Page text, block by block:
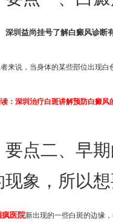
深圳益尚挂号了解白癜风诊断
来说，当身体的某些部位出现
：深圳治疗白斑讲解预防白癜风
二、早期
现象，所以
疯医院新出现的一些白斑的边缘